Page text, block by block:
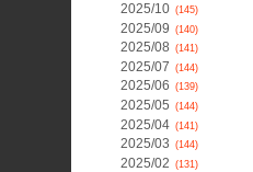
2025/10 (145)
2025/09 (140)
2025/08 (141)
2025/07 (144)
2025/06 (139)
2025/05 (144)
2025/04 (141)
2025/03 (144)
2025/02 (131)